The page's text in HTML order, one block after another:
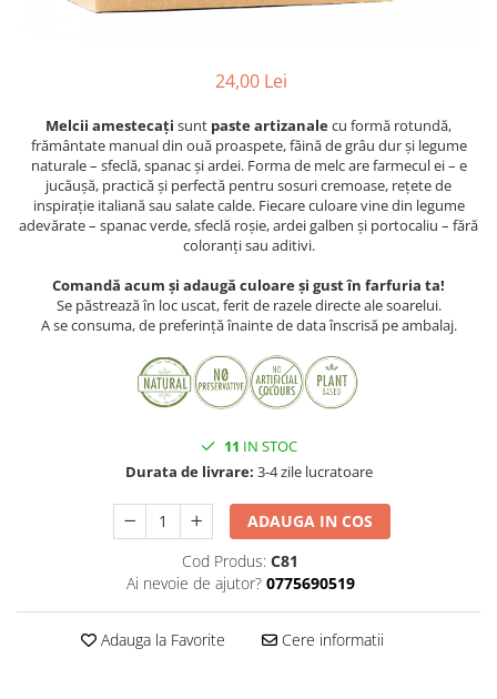
24,00 Lei
Melcii amestecați sunt paste artizanalecu formă rotundă,
frământate manual din ouă proaspete, făină de grâu dur și legume
naturale – sfeclă, spanac și ardei. Forma de melc are farmecul ei – e
jucăușă, practică și perfectă pentru sosuri cremoase, rețete de
inspirație italiană sau salate calde. Fiecare culoare vine din legume
adevărate – spanac verde, sfeclă roșie, ardei galben și portocaliu – fără
coloranți sau aditivi.
Comandă acum și adaugă culoare și gust în farfuria ta!
Se păstrează în loc uscat, ferit de razele directe ale soarelui.
A se consuma, de preferință înainte de data înscrisă pe ambalaj.
11 IN STOC
Durata de livrare: 3-4 zile lucratoare
ADAUGA IN COS
Cod Produs: C81
Ai nevoie de ajutor? 0775690519
Adauga la Favorite Cere informatii